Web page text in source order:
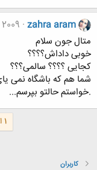
zahra aram
متال جون سلام
خوبی داداش؟؟؟؟
کجایی ؟؟؟؟ سالمی؟؟؟
شما هم که باشگاه نمی
.خواستم حالتو بپرسم...
1 از 34
کاربران